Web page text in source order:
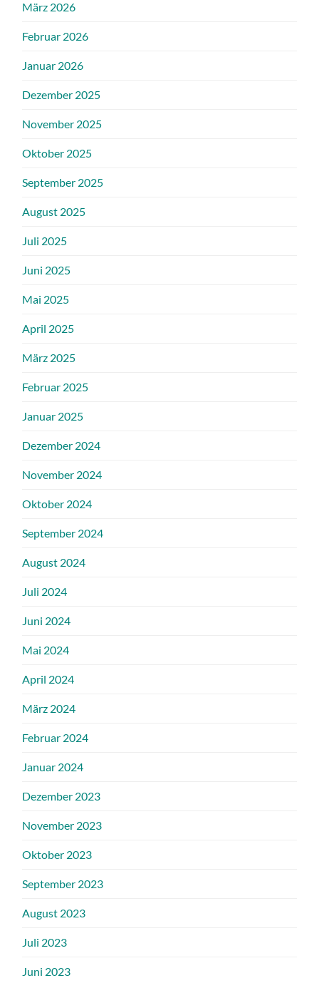
März 2026
Februar 2026
Januar 2026
Dezember 2025
November 2025
Oktober 2025
September 2025
August 2025
Juli 2025
Juni 2025
Mai 2025
April 2025
März 2025
Februar 2025
Januar 2025
Dezember 2024
November 2024
Oktober 2024
September 2024
August 2024
Juli 2024
Juni 2024
Mai 2024
April 2024
März 2024
Februar 2024
Januar 2024
Dezember 2023
November 2023
Oktober 2023
September 2023
August 2023
Juli 2023
Juni 2023